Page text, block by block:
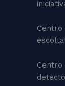
Centro
Centro